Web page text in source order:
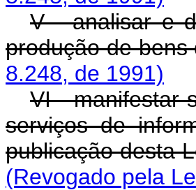
V - analisar e
produção de
8.248, de 1991)
VI - manifestar-
serviços de
publicação desta
(Revogado pela